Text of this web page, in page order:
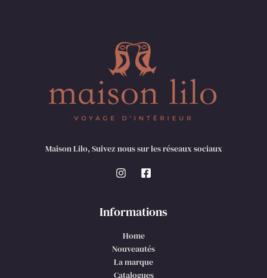
Maison Lilo, Suivez nous sur les réseaux sociaux
Informations
Home
Nouveautés
La marque
Catalogues